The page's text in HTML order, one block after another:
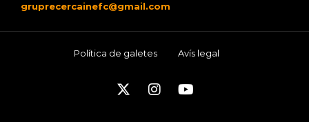
gruprecercainefc@gmail.com
Política de galetes Avís legal